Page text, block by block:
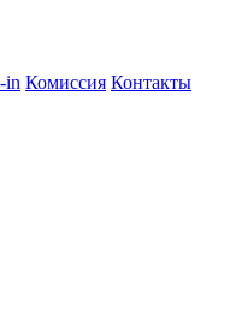
in Комиссия Контакты